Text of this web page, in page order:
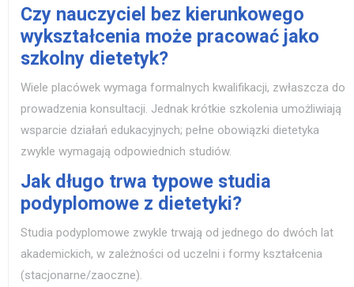
Czy nauczyciel bez kierunkowego
wykształcenia może pracować jako
szkolny dietetyk?
Wiele placówek wymaga formalnych kwalifikacji, zwłaszcza do
prowadzenia konsultacji. Jednak krótkie szkolenia umożliwiają
wsparcie działań edukacyjnych; pełne obowiązki dietetyka
zwykle wymagają odpowiednich studiów.
Jak długo trwa typowe studia
podyplomowe z dietetyki?
Studia podyplomowe zwykle trwają od jednego do dwóch lat
akademickich, w zależności od uczelni i formy kształcenia
(stacjonarne/zaoczne).